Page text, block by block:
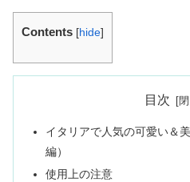
Contents [hide]
目次
イタリアで人気の可愛い＆
編）
使用上の注意